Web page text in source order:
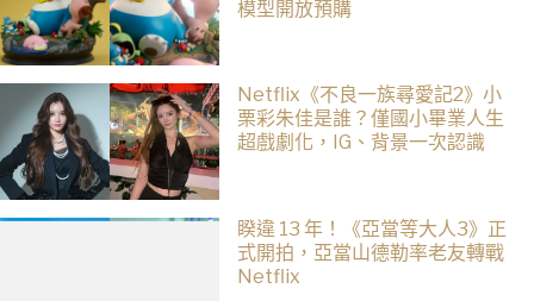
模型開放預購
Netflix《不良一族尋愛記2》小
栗彩朱佳是誰？僅國小畢業人生
超戲劇化，IG、背景一次認識
睽違 13 年！《亞當等大人3》正
式開拍，亞當山德勒率老友轉戰
Netflix